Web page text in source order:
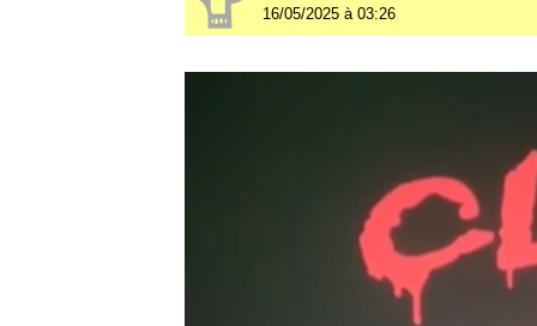
16/05/2025 à 03:26